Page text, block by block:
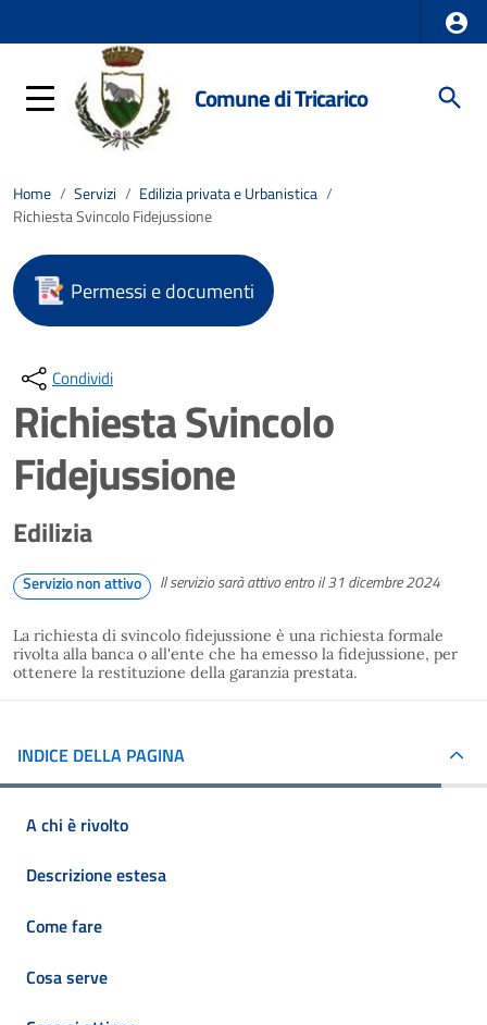
Comune di Tricarico
Home / Servizi / Edilizia privata e Urbanistica /
Richiesta Svincolo Fidejussione
Permessi e documenti
Condividi
Richiesta Svincolo
Fidejussione
Edilizia
Servizio non attivo Il servizio sarà attivo entro il 31 dicembre 2024
La richiesta di svincolo fidejussione è una richiesta formale
rivolta alla banca o all'ente che ha emesso la fidejussione, per
ottenere la restituzione della garanzia prestata.
INDICE DELLA PAGINA
A chi è rivolto
Descrizione estesa
Come fare
Cosa serve